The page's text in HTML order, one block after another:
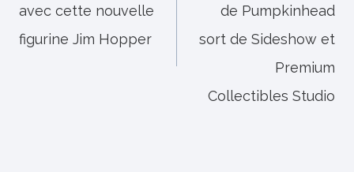
l’article
avec cette nouvelle
figurine Jim Hopper
de Pumpkinhead
sort de Sideshow et
Premium
Collectibles Studio